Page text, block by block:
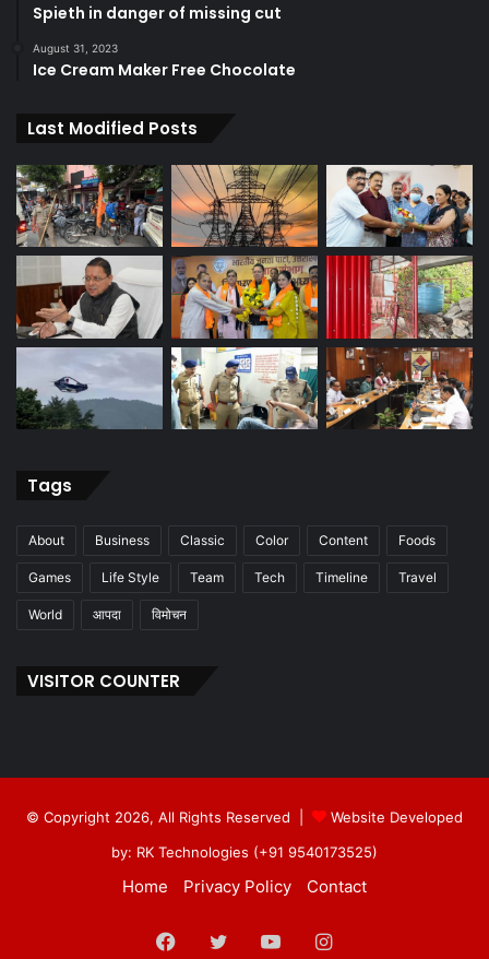
Spieth in danger of missing cut
August 31, 2023
Ice Cream Maker Free Chocolate
Last Modified Posts
Tags
About Business Classic Color Content Foods
Games Life Style Team Tech Timeline Travel
World आपदा विमोचन
VISITOR COUNTER
© Copyright 2026, All Rights Reserved |
Website Developed
by: RK Technologies (+91 9540173525)
Home Privacy Policy Contact
Facebook
TwitterYouTubeInstagram